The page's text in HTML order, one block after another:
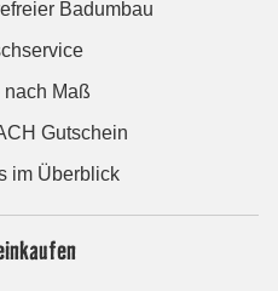
Badumbau
nach Maß
Gutschein
im Überblick